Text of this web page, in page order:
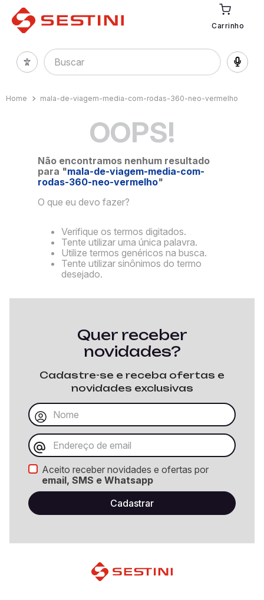
Carrinho
Buscar
mala-de-viagem-media-com-rodas-360-neo-vermelho
OOPS!
Não encontramos nenhum resultado
para "mala-de-viagem-media-com-
rodas-360-neo-vermelho"
O que eu devo fazer?
Verifique os termos digitados.
Tente utilizar uma única palavra.
Utilize termos genéricos na busca.
Tente utilizar sinônimos do termo
desejado.
Quer receber
novidades?
Cadastre-se e receba ofertas e
novidades exclusivas
Aceito receber novidades e ofertas por
email, SMS e Whatsapp